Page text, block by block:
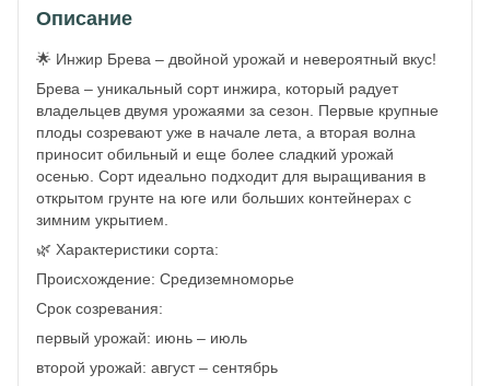
Описание
🌟 Инжир Брева – двойной урожай и невероятный вкус!
Брева – уникальный сорт инжира, который радует
владельцев двумя урожаями за сезон. Первые крупные
плоды созревают уже в начале лета, а вторая волна
приносит обильный и еще более сладкий урожай
осенью. Сорт идеально подходит для выращивания в
открытом грунте на юге или больших контейнерах с
зимним укрытием.
🌿 Характеристики сорта:
Происхождение: Средиземноморье
Срок созревания:
первый урожай: июнь – июль
второй урожай: август – сентябрь